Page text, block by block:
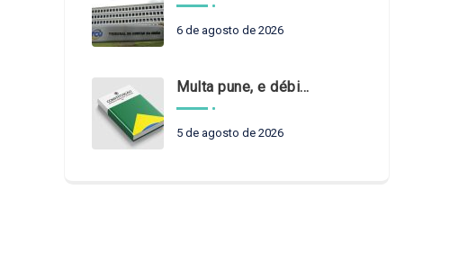
6 de agosto de 2026
Multa pune, e débito recompõe. § 3º do art. 71 da Constituição: um problema de legística formal
5 de agosto de 2026